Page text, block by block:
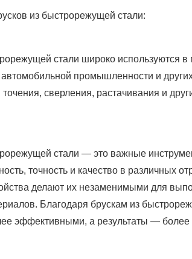
из быстрорежущей стали:
стали широко используются в
автомобильной промышленности и
сверления, растачивания и
стали — это важные
точность и качество в различных
делают их незаменимыми для
Благодаря брускам из
эффективными, а результаты — более